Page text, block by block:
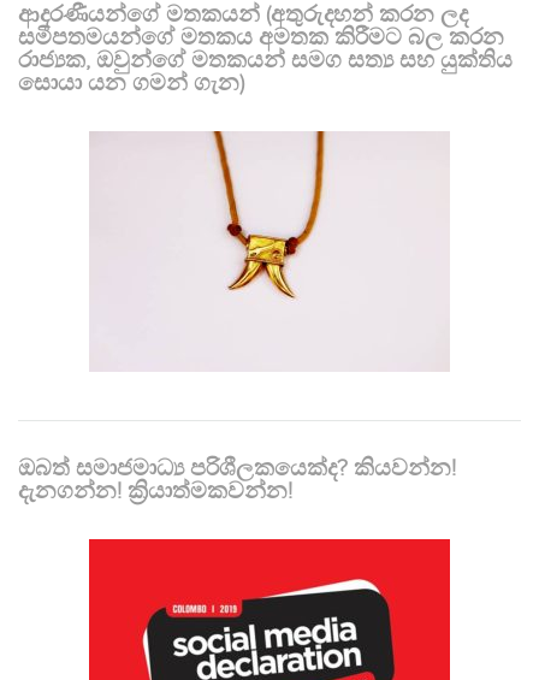
ආදරණීයන්ගේ මතකයන් (අතුරුදහන් කරන ලද
සමීපතමයන්ගේ මතකය අමතක කිරීමට බල කරන
රාජ්‍යක, ඔවුන්ගේ මතකයන් සමග සත්‍ය සහ යුක්තිය
සොයා යන ගමන් ගැන)
ඔබත් සමාජමාධ්‍ය පරිශීලකයෙක්ද? කියවන්න!
දැනගන්න! ක්‍රියාත්මකවන්න!